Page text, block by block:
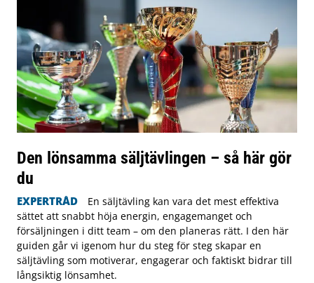
Den lönsamma säljtävlingen – så här gör
du
EXPERTRÅD
En säljtävling kan vara det mest effektiva
sättet att snabbt höja energin, engagemanget och
försäljningen i ditt team – om den planeras rätt. I den här
guiden går vi igenom hur du steg för steg skapar en
säljtävling som motiverar, engagerar och faktiskt bidrar till
långsiktig lönsamhet.